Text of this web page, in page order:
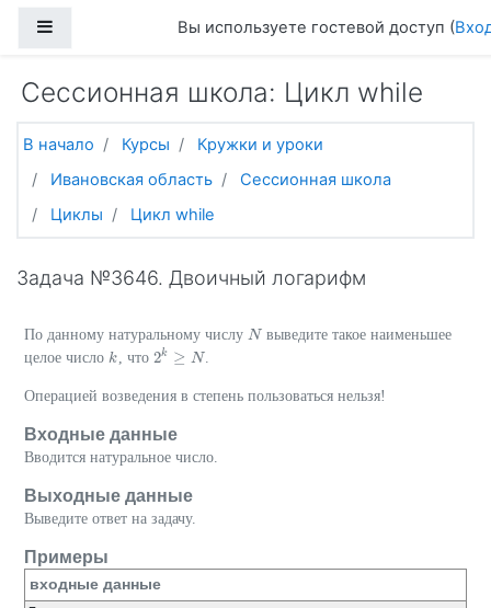
Боковая панельВы используете гостевой доступ (
Сессионная школа: Цикл while
В начало Курсы
Кружки и уроки
Ивановская область
Сессионная школа
Циклы
Цикл while
Задача №3646. Двоичный логарифм
По данному натуральному числу N
N выведите такое наименьшее
целое число k
k , что 2k ≥ N
2k ≥N .
Операцией возведения в степень пользоваться нельзя!
Входные данные
Вводится натуральное число.
Выходные данные
Выведите ответ на задачу.
Примеры
входные данные